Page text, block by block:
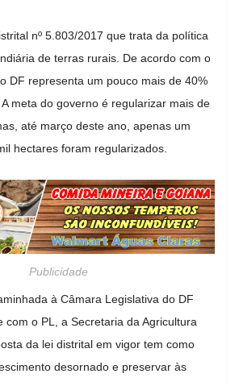
nº 5.803/2017 que trata da política
de terras rurais. De acordo com o
DF representa um pouco mais de 40%
meta do governo é regularizar mais de
até março deste ano, apenas um
hectares foram regularizados.
Publicidade
à Câmara Legislativa do DF
com o PL, a Secretaria da Agricultura
da lei distrital em vigor tem como
desornado e preservar às